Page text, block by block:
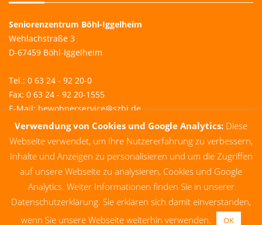
Seniorenzentrum Böhl-Iggelheim
Wehlachstraße 3
D-67459 Böhl-Iggelheim
Tel.: 0 63 24 - 92 20-0
Fax: 0 63 24 - 92 20-1555
E-Mail:bewohnerservice@szbi.de
Rechtliches
Impressum
Datenschutzerklärung
Verwendung von Cookies und Google Analytics: Diese
Webseite verwendet, um Ihre Nutzererfahrung zu verbessern,
Inhalte und Anzeigen zu personalisieren und um die Zugriffen
auf unsere Webseite zu analysieren, Cookies und Google
Analytics. Weiter Informationen finden Sie in unserer
Datenschutzerklärung. Sie erklären sich damit einverstanden,
wenn Sie unsere Webseite weiterhin verwenden.
OK